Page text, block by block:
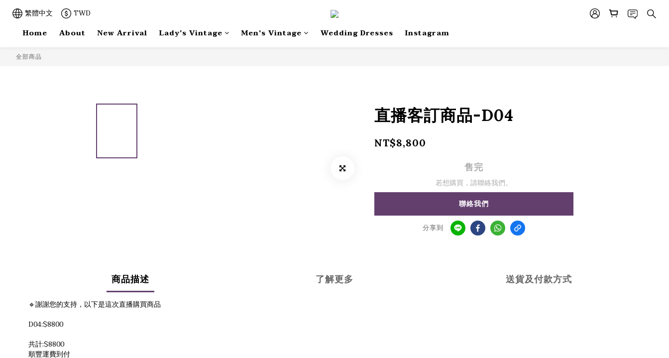
繁體中文
TWD
Home
About New Arrival Lady's Vintage Men's Vintage Wedding Dresses Instagram
全部商品
直播客訂商品-D04
NT$8,800
售完
若想購買，請聯絡我們。
聯絡我們
分享到
商品描述 了解更多 送貨及付款方式
🔹謝謝您的支持，以下是這次直播購買商品
D04:$8800
共計:$8800
順豐運費到付